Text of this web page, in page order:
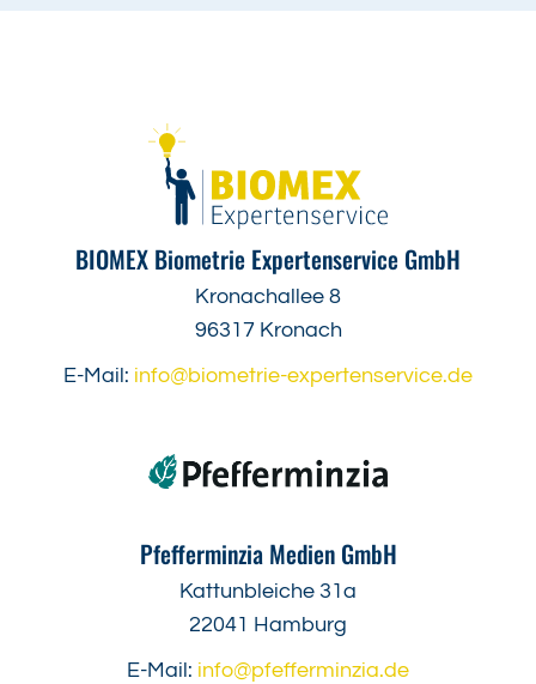
BIOMEX Biometrie Expertenservice GmbH
Kronachallee 8
96317 Kronach
E-Mail: info@biometrie-expertenservice.de
Pfefferminzia Medien GmbH
Kattunbleiche 31a
22041 Hamburg
E-Mail: info@pfefferminzia.de